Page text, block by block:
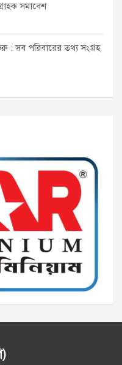
সমাবেশ
: সব পরিবারের তথ্য সংগ্রহ